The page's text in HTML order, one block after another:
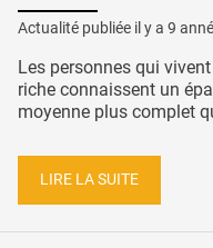
Actualité publiée il y a 9
Les personnes qui
riche connaissent un
moyenne plus complet
LIRE LA SUITE